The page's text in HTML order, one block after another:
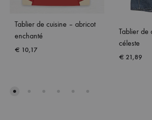
Tablier de cuisine – abricot
enchanté
€ 10,17
Tablier de
céleste
€ 21,89